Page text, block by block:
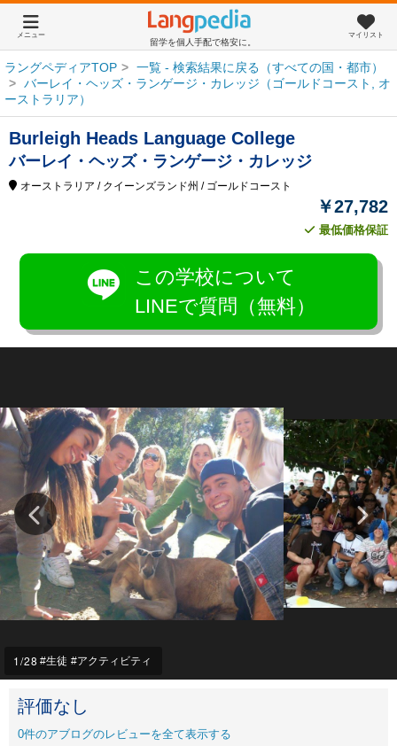
留学を個人手配で格安に。
メニュー マイリスト
ラングペディアTOP
一覧 - 検索結果に戻る（すべての国・都市）
バーレイ・ヘッズ・ランゲージ・カレッジ（ゴールドコースト, オ
ーストラリア）
Burleigh Heads Language College
バーレイ・ヘッズ・ランゲージ・カレッジ
オーストラリア / クイーンズランド州 / ゴールドコースト
￥27,782
最低価格保証
この学校について
LINEで質問（無料）
1/28 生徒 アクティビティ
評価なし
0件のアブログのレビューを全て表示する